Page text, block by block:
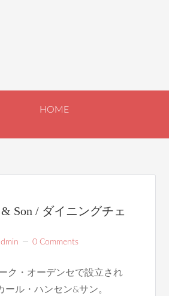
HOME
& Son / ダイニングチェ
0 Comments
ク・オーデンセで設立され
ール・ハンセン&サン。